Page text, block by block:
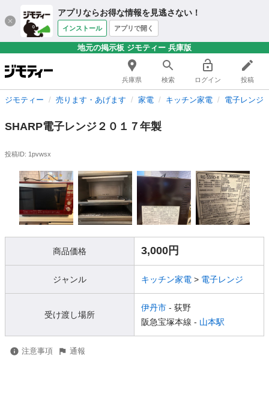
アプリならお得な情報を見逃さない！
インストール アプリで開く
地元の掲示板 ジモティー 兵庫版
兵庫県 検索 ログイン 投稿
ジモティー 売ります・あげます 家電 キッチン家電 電子レンジ
SHARP電子レンジ２０１７年製
投稿ID: 1pvwsx
商品価格 3,000円
ジャンル キッチン家電 > 電子レンジ
受け渡し場所
伊丹市 - 荻野
阪急宝塚本線 - 山本駅
注意事項 通報